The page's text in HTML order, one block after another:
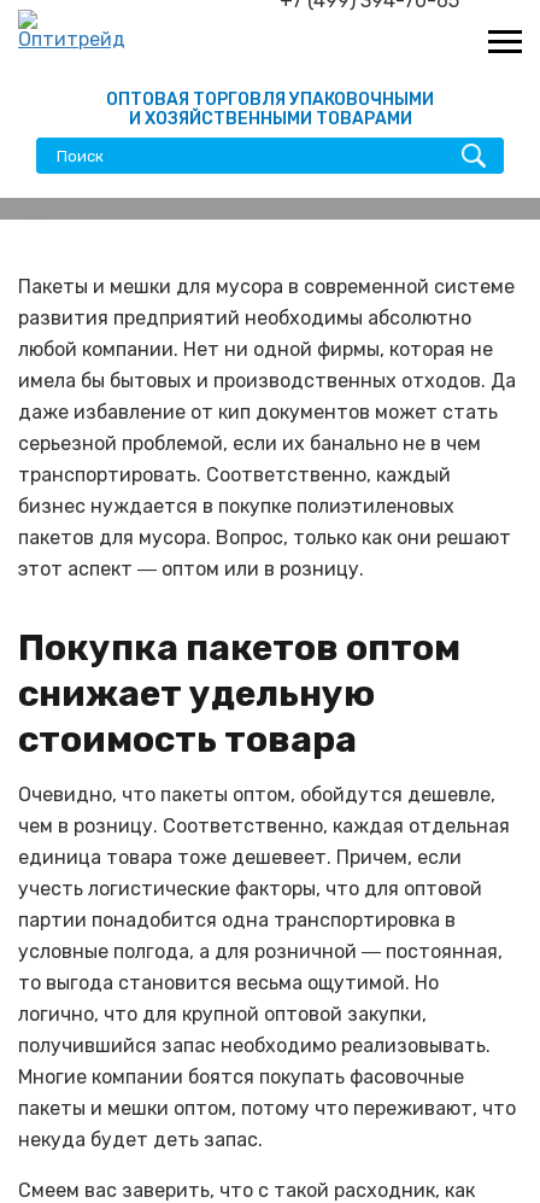
ОПТОВАЯ ТОРГОВЛЯ УПАКОВОЧНЫМИ
И ХОЗЯЙСТВЕННЫМИ ТОВАРАМИ
может помочь вашему
бизнесу
Пакеты и мешки для мусора в современной системе
развития предприятий необходимы абсолютно
любой компании. Нет ни одной фирмы, которая не
имела бы бытовых и производственных отходов. Да
даже избавление от кип документов может стать
серьезной проблемой, если их банально не в чем
транспортировать. Соответственно, каждый
бизнес нуждается в покупке полиэтиленовых
пакетов для мусора. Вопрос, только как они решают
этот аспект ― оптом или в розницу.
Покупка пакетов оптом
снижает удельную
стоимость товара
Очевидно, что пакеты оптом, обойдутся дешевле,
чем в розницу. Соответственно, каждая отдельная
единица товара тоже дешевеет. Причем, если
учесть логистические факторы, что для оптовой
партии понадобится одна транспортировка в
условные полгода, а для розничной ― постоянная,
то выгода становится весьма ощутимой. Но
логично, что для крупной оптовой закупки,
получившийся запас необходимо реализовывать.
Многие компании боятся покупать фасовочные
пакеты и мешки оптом, потому что переживают, что
некуда будет деть запас.
Смеем вас заверить, что с такой расходник, как